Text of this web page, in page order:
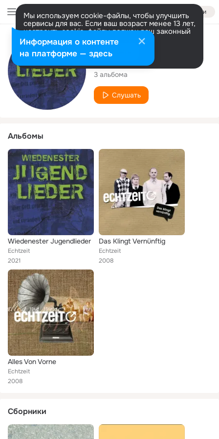
Войти
Мы используем cookie-файлы, чтобы улучшить
сервисы для вас. Если ваш возраст менее 13 лет,
настроить cookie-файлы должен ваш законный
представитель. Больше информации
Разрешить все Настроить
Исполнитель
Echtzeit
3 альбома
Слушать
Альбомы
Wiedenester Jugendlieder
Echtzeit
2021
Das Klingt Vernünftig
Echtzeit
2008
Alles Von Vorne
Echtzeit
2008
Сборники
Информация о контенте
на платформе — здесь